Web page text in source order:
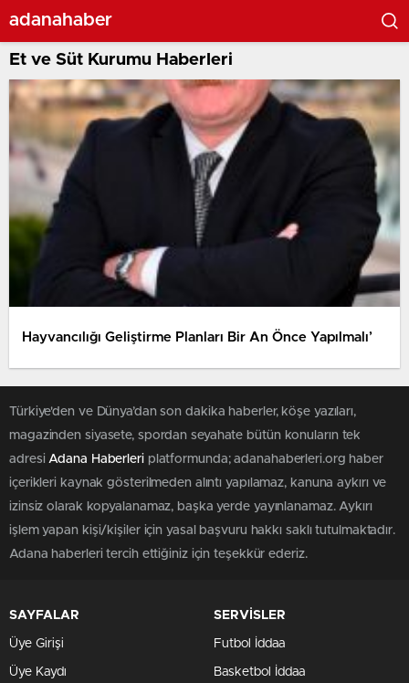
adanahaber
Et ve Süt Kurumu Haberleri
Hayvancılığı Geliştirme Planları Bir An Önce Yapılmalı’
Türkiye'den ve Dünya’dan son dakika haberler, köşe yazıları,
magazinden siyasete, spordan seyahate bütün konuların tek
adresiAdana Haberleriplatformunda; adanahaberleri.org haber
içerikleri kaynak gösterilmeden alıntı yapılamaz, kanuna aykırı ve
izinsiz olarak kopyalanamaz, başka yerde yayınlanamaz. Aykırı
işlem yapan kişi/kişiler için yasal başvuru hakkı saklı tutulmaktadır.
Adana haberleri tercih ettiğiniz için teşekkür ederiz.
SAYFALAR
Üye Girişi
Üye Kaydı
SERVİSLER
Futbol İddaa
Basketbol İddaa